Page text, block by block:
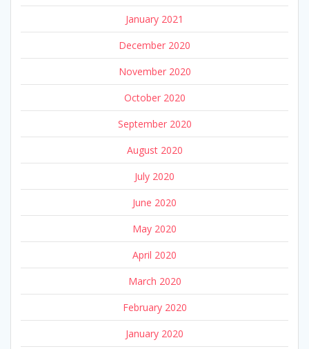
January 2021
December 2020
November 2020
October 2020
September 2020
August 2020
July 2020
June 2020
May 2020
April 2020
March 2020
February 2020
January 2020